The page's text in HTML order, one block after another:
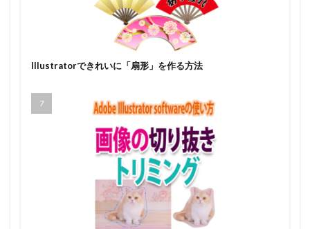
Illustratorできれいに「扇形」を作る方法